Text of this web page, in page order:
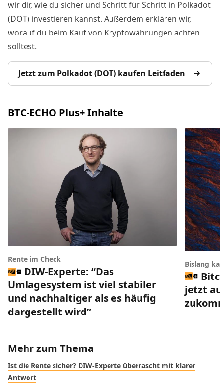
wir dir, wie du sicher und Schritt für Schritt in Polkadot
(DOT) investieren kannst. Außerdem erklären wir,
worauf du beim Kauf von Kryptowährungen achten
solltest.
Jetzt zum Polkadot (DOT) kaufen Leitfaden
BTC-ECHO Plus+ Inhalte
Rente im Check
DIW-Experte: “Das
Umlagesystem ist viel stabiler
und nachhaltiger als es häufig
dargestellt wird”
Bislang
jetzt
Mehr zum Thema
Ist die Rente sicher? DIW-Experte überrascht mit klarer
Antwort